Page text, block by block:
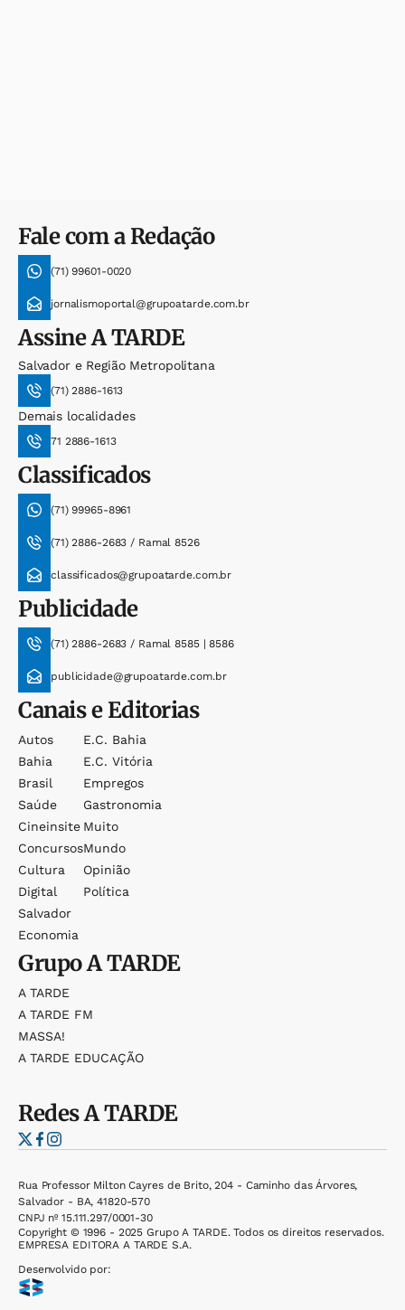
Fale com a Redação
(71) 99601-0020
jornalismoportal@grupoatarde.com.br
AssineA TARDE
Salvador e Região Metropolitana
(71) 2886-1613
Demais localidades
71 2886-1613
Classificados
(71) 99965-8961
(71) 2886-2683 / Ramal 8526
classificados@grupoatarde.com.br
Publicidade
(71) 2886-2683 / Ramal 8585 | 8586
publicidade@grupoatarde.com.br
Canais e Editorias
Autos
Bahia
Brasil
Saúde
Cineinsite
Concursos
Cultura
Digital
Salvador
Economia
E.c. Bahia
E.c. Vitória
Empregos
Gastronomia
Muito
Mundo
Opinião
Política
GrupoA TARDE
A TARDE
A TARDE FM
MASSA!
A TARDE EDUCAÇÃO
RedesA TARDE
Rua Professor Milton Cayres de Brito, 204 - Caminho das Árvores,
Salvador - BA, 41820-570
CNPJ nº 15.111.297/0001-30
Copyright © 1996 - 2025 Grupo A TARDE. Todos os direitos reservados.
EMPRESA EDITORA A TARDE S.A.
Desenvolvido por: